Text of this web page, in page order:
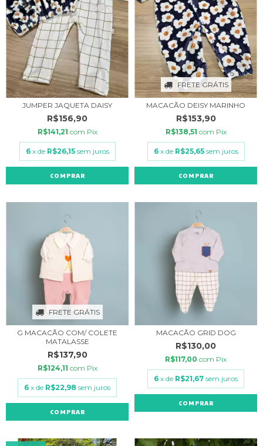
JUMPER JAQUETA DAISY
R$156,90
R$141,21 com Pix
6 x de R$26,15 sem juros
COMPRAR
FRETE GRÁTIS
MACACÃO DEISY MARINHO
R$153,90
R$138,51 com Pix
6 x de R$25,65 sem juros
COMPRAR
FRETE GRÁTIS
G MACACÃO COM/ COLETE
MATALASSE
R$137,90
R$124,11 com Pix
6 x de R$22,98 sem juros
COMPRAR
MACACÃO GRID DOG
R$130,00
R$117,00 com Pix
6 x de R$21,67 sem juros
COMPRAR